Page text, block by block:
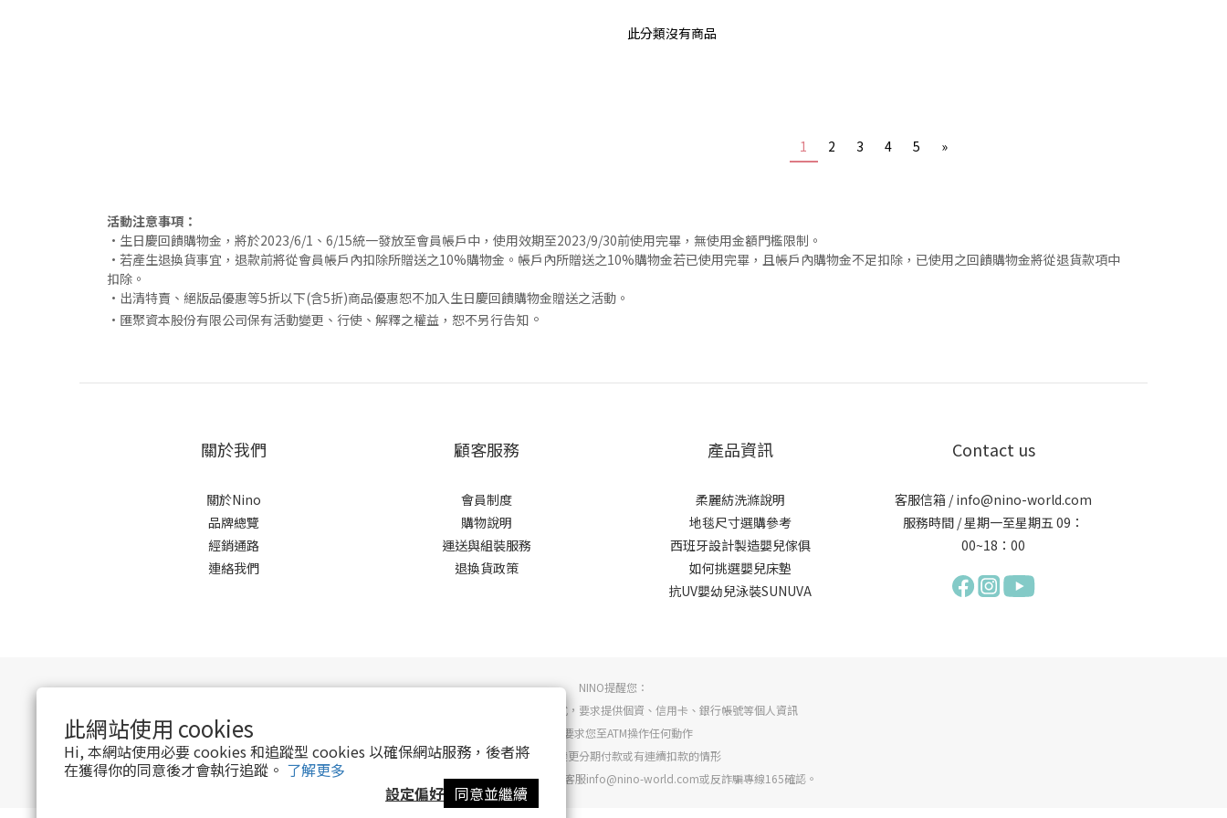
此網站使用 cookies
Hi, 本網站使用必要 cookies 和追蹤型 cookies 以確保網站服務，後者將
在獲得你的同意後才會執行追蹤。 了解更多
設定偏好 同意並繼續
此分類沒有商品
1 2 3 4 5 »
活動注意事項：
•生日慶回饋購物金，將於2023/6/1、6/15統一發放至會員帳戶中，使用效期至2023/9/30前使用完畢，無使用金額門檻限制。
•若產生退換貨事宜，退款前將從會員帳戶內扣除所贈送之10%購物金。帳戶內所贈送之10%購物金若已使用完畢，且帳戶內購物金不足扣除，已使用之回饋購物金將從退貨款項中
扣除。
•出清特賣、絕版品優惠等5折以下(含5折)商品優惠恕不加入生日慶回饋購物金贈送之活動。
•匯聚資本股份有限公司保有活動變更、行使、解釋之權益，恕不另行告知 。
關於我們
關於Nino
品牌總覽
經銷通路
連絡我們
顧客服務
會員制度
購物說明
運送與組裝服務
退換貨政策
產品資訊
柔麗紡洗滌說明
地毯尺寸選購參考
西班牙設計製造嬰兒傢俱
如何挑選嬰兒床墊
抗UV嬰幼兒泳裝SUNUVA
Contact us
客服信箱 / info@nino-world.com
服務時間 / 星期一至星期五 09：
00~18：00
NINO提醒您：
不會以電話或任何聯繫方式，要求提供個資、信用卡、銀行帳號等個人資訊
不會要求您至ATM操作任何動作
-不會要求變更分期付款或有連續扣款的情形
若有任何疑慮請詢問NINO官方客服info@nino-world.com或反詐騙專線165確認。